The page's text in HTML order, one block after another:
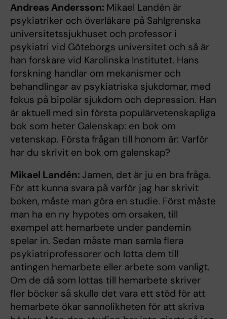
Andreas Andersson: Mikael Landén är
psykiatriker och överläkare på Sahlgrenska
universitetssjukhuset och professor i
psykiatri vid Göteborgs universitet och så är
han forskare vid Karolinska Institutet. Hans
forskning handlar om mekanismer och
behandlingar av psykiatriska sjukdomar, med
fokus på bipolär sjukdom och depression. Han
är aktuell med sin första populärvetenskapliga
bok som heter Galenskap: en bok om
vetenskap. Första frågan till honom är: Varför
har du skrivit en bok om galenskap?
Mikael Landén: Jamen, det är ju en bra fråga.
För att kunna svara på varför jag har skrivit
boken, måste man göra en studie. Först måste
man ha en ny hypotes om orsaken, till
exempel att hemarbete under pandemin
spelar in. Sedan måste man samla flera
psykiatriprofessorer och lotta dem till
antingen hemarbete eller arbete som vanligt.
Om de då som lottas till hemarbete skriver
fler böcker så skulle det vara ett stöd för att
hemarbete ökar sannolikheten för att skriva